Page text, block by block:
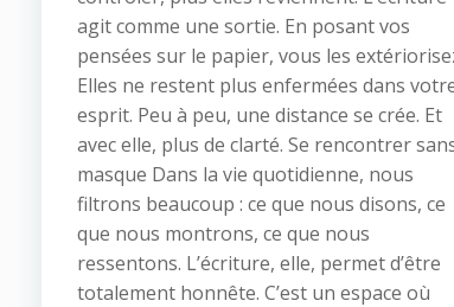
agit comme une sortie. En posant vos
pensées sur le papier, vous les
Elles ne restent plus enfermées dans
esprit. Peu à peu, une distance se crée. Et
avec elle, plus de clarté. Se rencontrer
masque Dans la vie quotidienne, nous
filtrons beaucoup : ce que nous disons, ce
que nous montrons, ce que nous
ressentons. L’écriture, elle, permet d’être
totalement honnête. C’est un espace où